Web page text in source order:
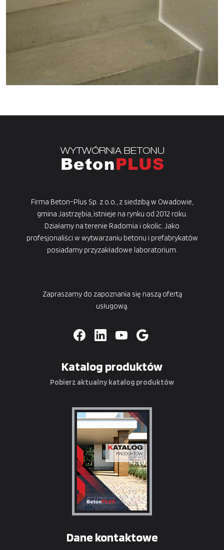
Firma Beton-Plus Sp. z o.o., z siedzibą w Owadowie,
gmina Jastrzębia, istnieje na rynku od 2012 roku.
Działamy na terenie Radomia i okolic. Jako
profesjonaliści w wytwarzaniu betonu i prefabrykatów
posiadamy przyzakładowe laboratorium.
Zapraszamy do zapoznania się naszą ofertą
usługową.
Katalog produktów
Pobierz aktualny katalog produktów
Dane kontaktowe